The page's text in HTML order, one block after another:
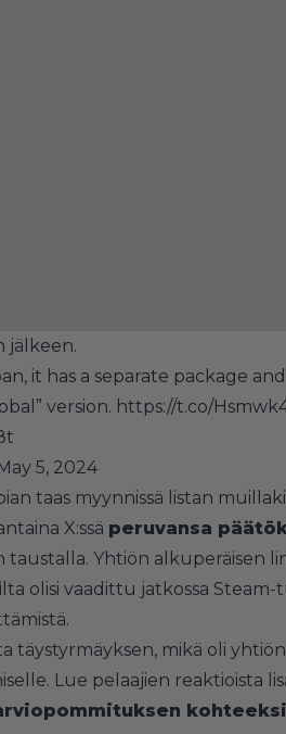
jälkeen.
it has a separate package and
version. https://t.co/
5, 2024
taas myynnissä listan
X:ssä peruvansa
Yhtiön alkuperäisen
olisi vaadittu jatkossa Steam-
täystyrmäyksen, mikä oli
Lue pelaajien reaktioista